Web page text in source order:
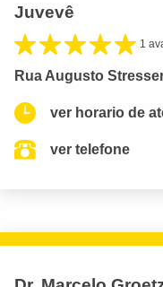
Juvevê
1
Rua Augusto
ver horario de
ver telefone